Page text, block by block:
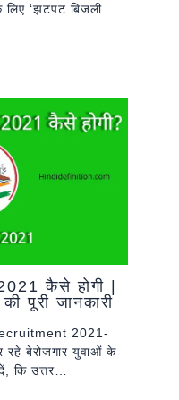
‘झटपट बिजली
कैसे होगी |
पूरी जानकारी
2021-
रहे बेरोजगार युवाओं के
कि उत्तर…